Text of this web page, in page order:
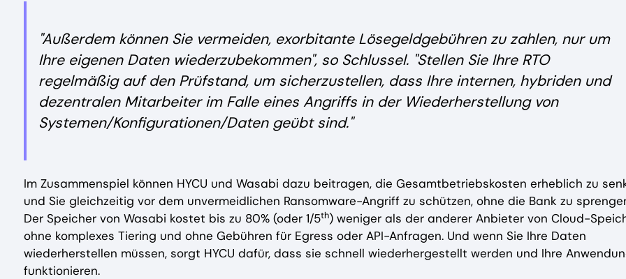
"Außerdem können Sie vermeiden, exorbitante Lösegeldgebühren zu zahlen, nur um
Ihre eigenen Daten wiederzubekommen", so Schlussel. "Stellen Sie Ihre RTO
regelmäßig auf den Prüfstand, um sicherzustellen, dass Ihre internen, hybriden und
dezentralen Mitarbeiter im Falle eines Angriffs in der Wiederherstellung von
Systemen/Konfigurationen/Daten geübt sind."
Im Zusammenspiel können HYCU und Wasabi dazu beitragen, die Gesamtbetriebskosten erheblich zu
und Sie gleichzeitig vor dem unvermeidlichen Ransomware-Angriff zu schützen, ohne die Bank zu
Der Speicher von Wasabi kostet bis zu 80% (oder 1/5th) weniger als der anderer Anbieter von Cloud-
ohne komplexes Tiering und ohne Gebühren für Egress oder API-Anfragen. Und wenn Sie Ihre Daten
wiederherstellen müssen, sorgt HYCU dafür, dass sie schnell wiederhergestellt werden und Ihre
funktionieren.